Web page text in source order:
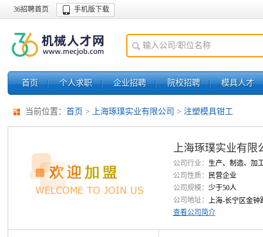
36招聘首页 手机版下载
首页 个人求职 企业招聘 院校招聘 模具人才
当前位置： 首页 > 上海琢璞实业有限公司 > 注塑模具钳工
上海琢璞实业有限
公司行业：
生产、制造、加
公司性质：
民营企业
公司规模： 少于50人
公司地址：
上海-长宁区金
查看公司简介